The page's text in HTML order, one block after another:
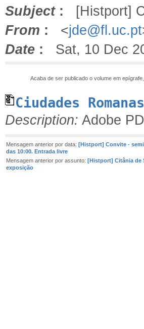
Subject: [Histport]
From : <jde@fl.uc.pt
Date : Sat, 10 Dec
Acaba de ser publicado o volume em epígrafe,
Ciudades
Description: Adobe
Mensagem anterior por data: [Histport] Convite -
das 10:00. Entrada livre
Mensagem anterior por assunto: [Histport] Citânia de
exposição